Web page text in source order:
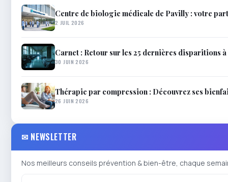
Centre de biologie médicale de Pavilly : votre
2 JUIL 2026
Carnet : Retour sur les 25 dernières disparitions
30 JUIN 2026
Thérapie par compression : Découvrez ses
26 JUIN 2026
✉ NEWSLETTER
Nos meilleurs conseils prévention & bien-être, chaque